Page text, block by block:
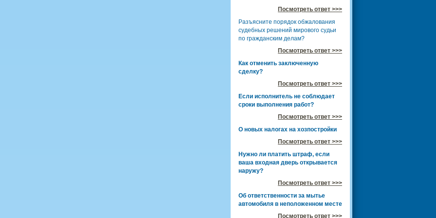
Посмотреть ответ >>>
Разъясните порядок обжалования
судебных решений мирового судьи
по гражданским делам?
Посмотреть ответ >>>
Как отменить заключенную
сделку?
Посмотреть ответ >>>
Если исполнитель не соблюдает
сроки выполнения работ?
Посмотреть ответ >>>
О новых налогах на хозпостройки
Посмотреть ответ >>>
Нужно ли платить штраф, если
ваша входная дверь открывается
наружу?
Посмотреть ответ >>>
Об ответственности за мытье
автомобиля в неположенном месте
Посмотреть ответ >>>